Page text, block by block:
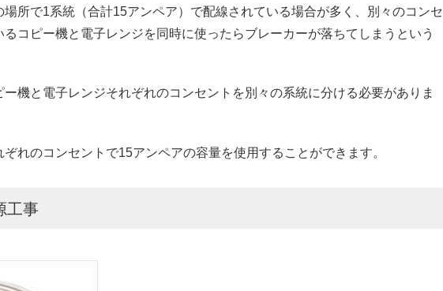
所で1系統（合計15アンペア）で配線されている場合が多く、別々のコンセ
コピー機と電子レンジを同時に使ったらブレーカーが落ちてしまうという
機と電子レンジそれぞれのコンセントを別々の系統に分ける必要がありま
れのコンセントで15アンペアの容量を使用することができます。
工事